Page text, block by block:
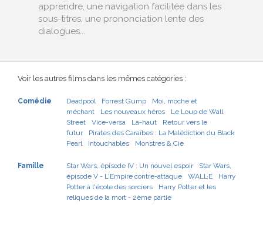
apprendre, une navigation facilitée dans les
sous-titres, une prononciation lente des
dialogues...
Voir les autres films dans les mêmes catégories :
Comédie Deadpool Forrest Gump
Moi, moche et
méchant
Les nouveaux héros
Le Loup de Wall
Street
Vice-versa Là-haut
Retour vers le
futur
Pirates des Caraïbes : La Malédiction du Black
Pearl
Intouchables Monstres & Cie
Famille Star Wars, épisode IV : Un nouvel espoir
Star Wars,
épisode V - L'Empire contre-attaque
WALL·E
Harry
Potter à l'école des sorciers
Harry Potter et les
reliques de la mort - 2ème partie